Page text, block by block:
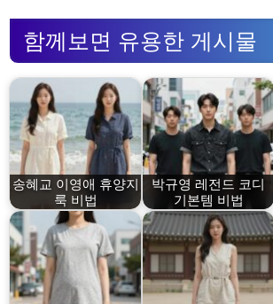
함께보면 유용한 게시물
송혜교 이영애 휴양지
룩 비법
박규영 레전드 코디
기본템 비법